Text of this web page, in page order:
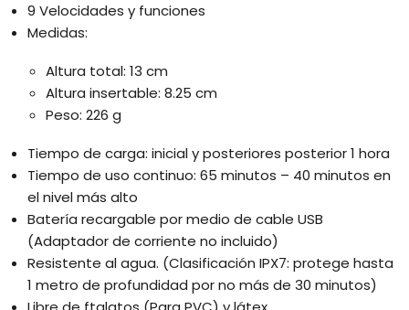
9 Velocidades y funciones
Medidas:
Altura total: 13 cm
Altura insertable: 8.25 cm
Peso: 226 g
Tiempo de carga: inicial y posteriores posterior 1 hora
Tiempo de uso continuo: 65 minutos – 40 minutos en
el nivel más alto
Batería recargable por medio de cable USB
(Adaptador de corriente no incluido)
Resistente al agua. (Clasificación IPX7: protege hasta
1 metro de profundidad por no más de 30 minutos)